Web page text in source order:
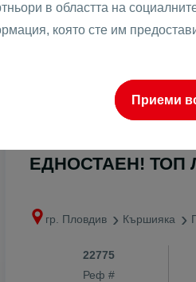
ЕДНОСТАЕН! ТОП
гр. Пловдив Кършияка
22775
Реф #
в областта на
която сте им
Приеми